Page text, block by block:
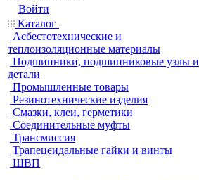
Войти
Каталог
Асбестотехнические и
теплоизоляционные материалы
Подшипники, подшипниковые узлы и
детали
Промышленные товары
Резинотехнические изделия
Смазки, клеи, герметики
Соединительные муфты
Трансмиссия
Трапецеидальные гайки и винты
ШВП